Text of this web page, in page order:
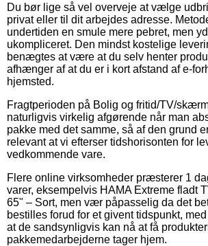
Du bør lige så vel overveje at vælge
privat eller til dit arbejdes adresse.
undertiden en smule mere pebret, men
ukompliceret. Den mindst kostelige
benægtes at være at du selv henter
afhænger af at du er i kort afstand af e-
hjemsted.
Fragtperioden på Bolig og fritid/TV/
naturligvis virkelig afgørende når man
pakke med det samme, så af den grund
relevant at vi efterser tidshorisonten for
vedkommende vare.
Flere online virksomheder præsterer 1
varer, eksempelvis HAMA Extreme fladt
65" – Sort, men vær påpasselig da det
bestilles forud for et givent tidspunkt,
at de sandsynligvis kan nå at få
pakkemedarbejderne tager hjem.